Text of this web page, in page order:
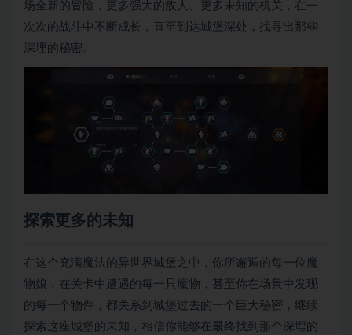
场全新的冒险，更多强大的敌人、更多未知的机关，在一
次次的战斗中不断成长，直至到达城堡深处，找寻出那些
深埋的秘密。
探索更多的未知
在这个充满魔法的异世界城堡之中，你所邂逅的每一位魔
物娘，在关卡中遭遇的每一只魔物，甚至你在场景中发现
的每一个物件，都关系到城堡过去的一个巨大秘密，继续
探索这座城堡的未知，相信你能够在最终找到那个深埋的